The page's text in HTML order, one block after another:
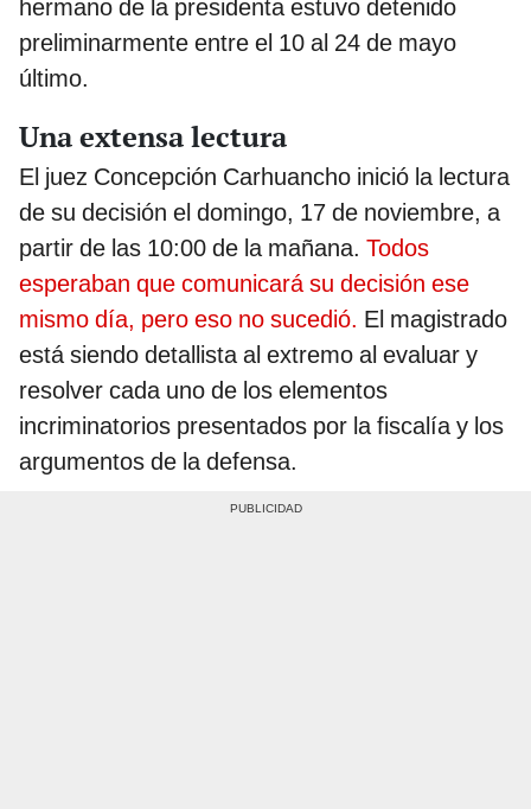
hermano de la presidenta estuvo detenido
preliminarmente entre el 10 al 24 de mayo
último.
Una extensa lectura
El juez Concepción Carhuancho inició la lectura
de su decisión el domingo, 17 de noviembre, a
partir de las 10:00 de la mañana. Todos
esperaban que comunicará su decisión ese
mismo día, pero eso no sucedió. El magistrado
está siendo detallista al extremo al evaluar y
resolver cada uno de los elementos
incriminatorios presentados por la fiscalía y los
argumentos de la defensa.